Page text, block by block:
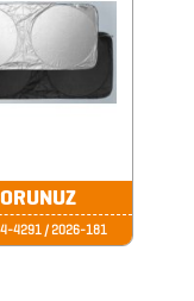
4291 / 2026-181